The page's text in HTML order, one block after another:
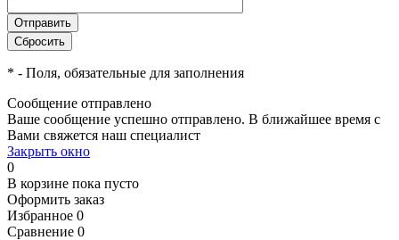
* - Поля, обязательные для заполнения
Сообщение отправлено
Ваше сообщение успешно отправлено. В ближайшее время с
Вами свяжется наш специалист
Закрыть окно
0
В корзине пока пусто
Оформить заказ
Избранное 0
Сравнение 0